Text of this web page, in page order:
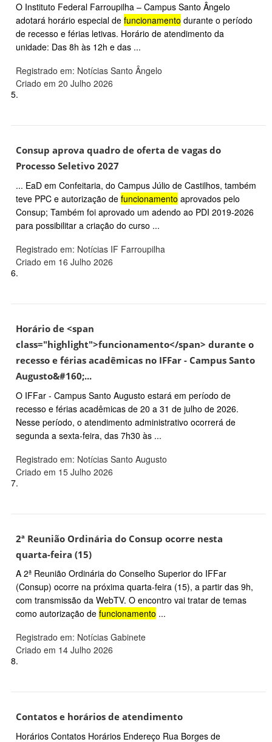
O Instituto Federal Farroupilha – Campus Santo Ângelo
adotará horário especial de funcionamento durante o período
de recesso e férias letivas. Horário de atendimento da
unidade: Das 8h às 12h e das ...
Registrado em: Notícias Santo Ângelo
Criado em 20 Julho 2026
5.
Consup aprova quadro de oferta de vagas do
Processo Seletivo 2027
... EaD em Confeitaria, do Campus Júlio de Castilhos, também
teve PPC e autorização de funcionamento aprovados pelo
Consup; Também foi aprovado um adendo ao PDI 2019-2026
para possibilitar a criação do curso ...
Registrado em: Notícias IF Farroupilha
Criado em 16 Julho 2026
6.
Horário de <span
class="highlight">funcionamento</span> durante o
recesso e férias acadêmicas no IFFar - Campus Santo
Augusto&#160;...
O IFFar - Campus Santo Augusto estará em período de
recesso e férias acadêmicas de 20 a 31 de julho de 2026.
Nesse período, o atendimento administrativo ocorrerá de
segunda a sexta-feira, das 7h30 às ...
Registrado em: Notícias Santo Augusto
Criado em 15 Julho 2026
7.
2ª Reunião Ordinária do Consup ocorre nesta
quarta-feira (15)
A 2ª Reunião Ordinária do Conselho Superior do IFFar
(Consup) ocorre na próxima quarta-feira (15), a partir das 9h,
com transmissão da WebTV. O encontro vai tratar de temas
como autorização de funcionamento ...
Registrado em: Notícias Gabinete
Criado em 14 Julho 2026
8.
Contatos e horários de atendimento
Horários Contatos Horários Endereço Rua Borges de